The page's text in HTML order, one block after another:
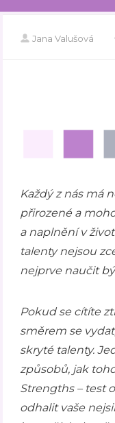
Jana Valušová
Každý z nás má
přirozené a
a naplnění v
talenty nejsou
nejprve naučit
Pokud se cítíte
směrem se
skryté talenty.
způsobů, jak
Strengths – test
odhalit vaše